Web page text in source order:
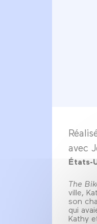
avec
États-
The
ville,
son
qui
Kathy